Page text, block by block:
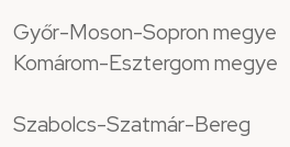
Győr-Moson-Sopron megye
Komárom-Esztergom megye
Szabolcs-Szatmár-Bereg